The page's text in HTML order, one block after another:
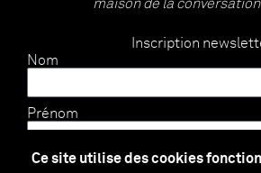
Ce site utilise des cookies
maison de la
Inscription
Nom
Prénom
E-mail